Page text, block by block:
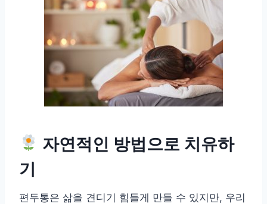
자연적인 방법으로 치유하
기
편두통은 삶을 견디기 힘들게 만들 수 있지만, 우리